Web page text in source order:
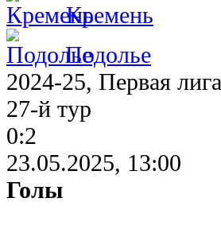
Кремень
Подолье
2024-25, Первая
27-й тур
0:2
23.05.2025, 13:00
Голы